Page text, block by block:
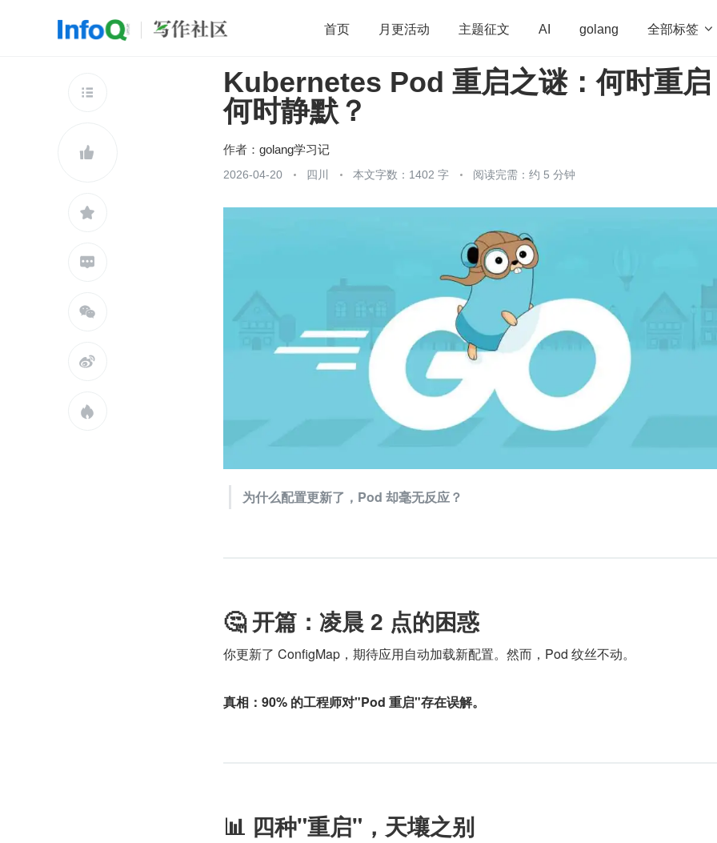
首页 月更活动 主题征文 AI golang 全部标签 
开源 架构 OpenHarmony 算法 学习方法 Web3.0 高
团队管理 程序员
查看更多







Kubernetes Pod 重启之谜：何时重
何时静默？
作者： golang学习记
2026-04-20 四川 本文字数：1402 字 阅读完需：约 5 分钟
为什么配置更新了，Pod 却毫无反应？
🤔 开篇：凌晨 2 点的困惑
你更新了 ConfigMap，期待应用自动加载新配置。然而，Pod 纹丝不动。
真相：90% 的工程师对"Pod 重启"存在误解。
📊 四种"重启"，天壤之别